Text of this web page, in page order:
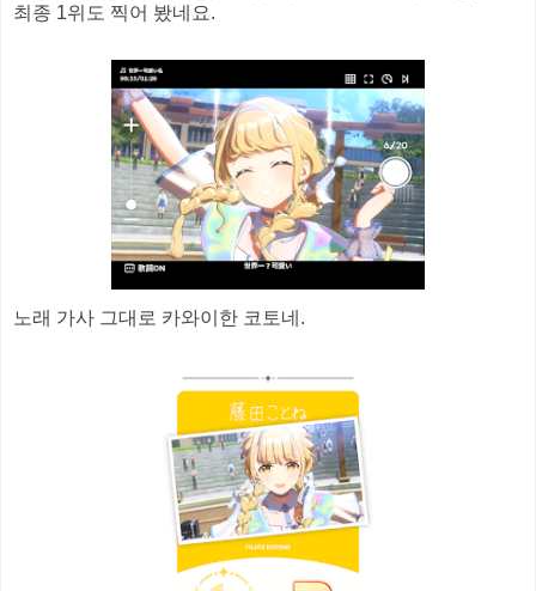
최종 1위도 찍어 봤네요.
노래 가사 그대로 카와이한 코토네.